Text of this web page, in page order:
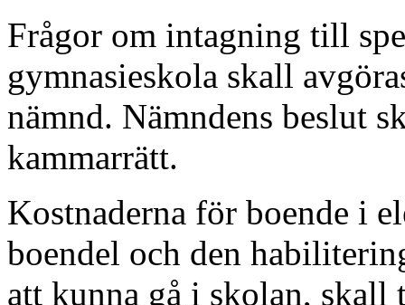
Frågor om intagning till
gymnasieskola skall
nämnd. Nämndens beslut
kammarrätt.
Kostnaderna för boende i
boendel och den
att kunna gå i skolan, skall